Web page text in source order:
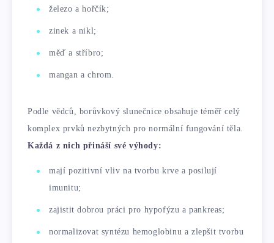
železo a hořčík;
zinek a nikl;
měď a stříbro;
mangan a chrom.
Podle vědců, borůvkový slunečnice obsahuje téměř celý
komplex prvků nezbytných pro normální fungování těla.
Každá z nich přináší své výhody:
mají pozitivní vliv na tvorbu krve a posilují
imunitu;
zajistit dobrou práci pro hypofýzu a pankreas;
normalizovat syntézu hemoglobinu a zlepšit tvorbu